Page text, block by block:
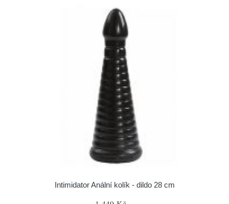
Intimidator Anální kolík - dildo 28 cm